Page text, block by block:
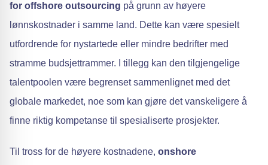
for offshore outsourcing på grunn av høyere
lønnskostnader i samme land. Dette kan være spesielt
utfordrende for nystartede eller mindre bedrifter med
stramme budsjettrammer. I tillegg kan den tilgjengelige
talentpoolen være begrenset sammenlignet med det
globale markedet, noe som kan gjøre det vanskeligere å
finne riktig kompetanse til spesialiserte prosjekter.
Til tross for de høyere kostnadene, onshore